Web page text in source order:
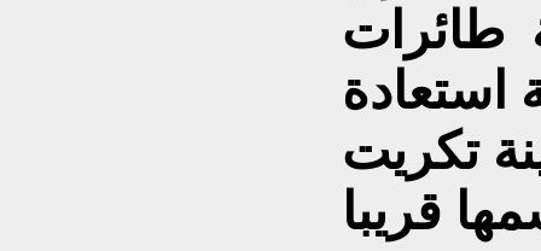
طائرات
استعادة
تكريت
قريبا